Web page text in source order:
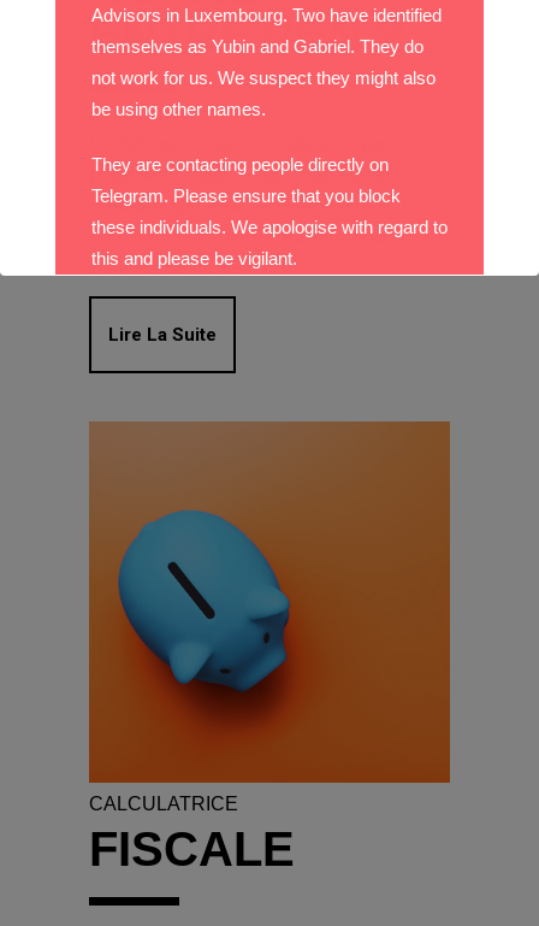
ENTRETIEN ?
présenter tous les excellents
candidats que nous nous rencontrons
est l’un des défis auquel nous
sommes confrontés.
Lire La Suite
CALCULATRICE
FISCALE
Advisors in Luxembourg. Two have identified
themselves as Yubin and Gabriel. They do
not work for us. We suspect they might also
be using other names.
They are contacting people directly on
Telegram. Please ensure that you block
these individuals. We apologise with regard to
this and please be vigilant.
The DO Recruitment Team